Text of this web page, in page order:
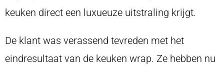
keuken direct een luxueuze uitstraling krijgt.
De klant was verassend tevreden met het
eindresultaat van de keuken wrap. Ze hebben nu